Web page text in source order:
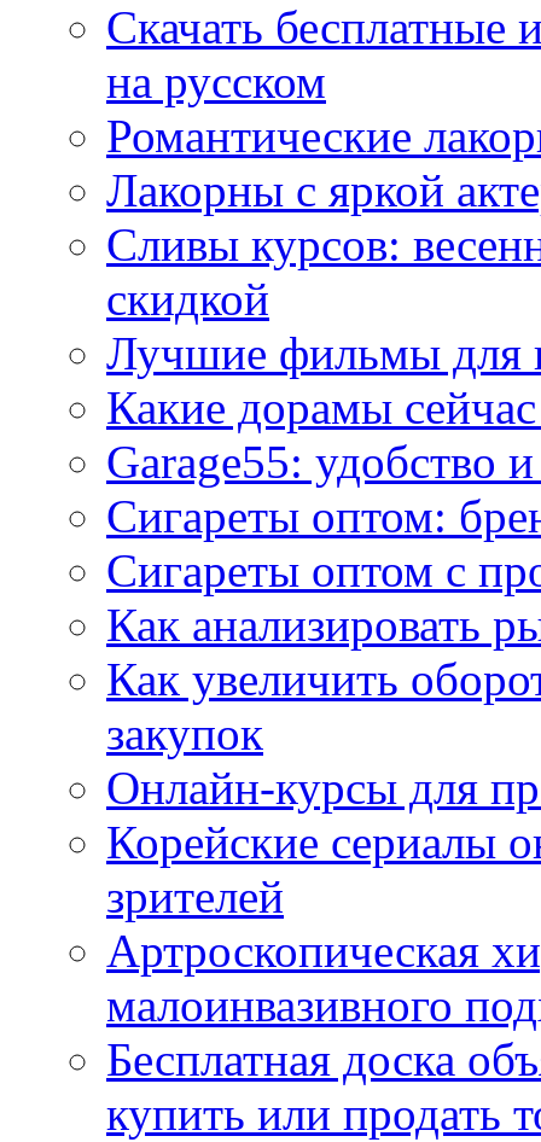
Скачать
на русском
Романтические
Лакорны с яркой
Сливы курсов:
скидкой
Лучшие фильмы для
Какие дорамы
Garage55: удобство
Сигареты оптом:
Сигареты оптом с
Как анализировать
Как увеличить
закупок
Онлайн-курсы для
Корейские сериалы
зрителей
Артроскопическая
малоинвазивного
Бесплатная доска
купить или продать